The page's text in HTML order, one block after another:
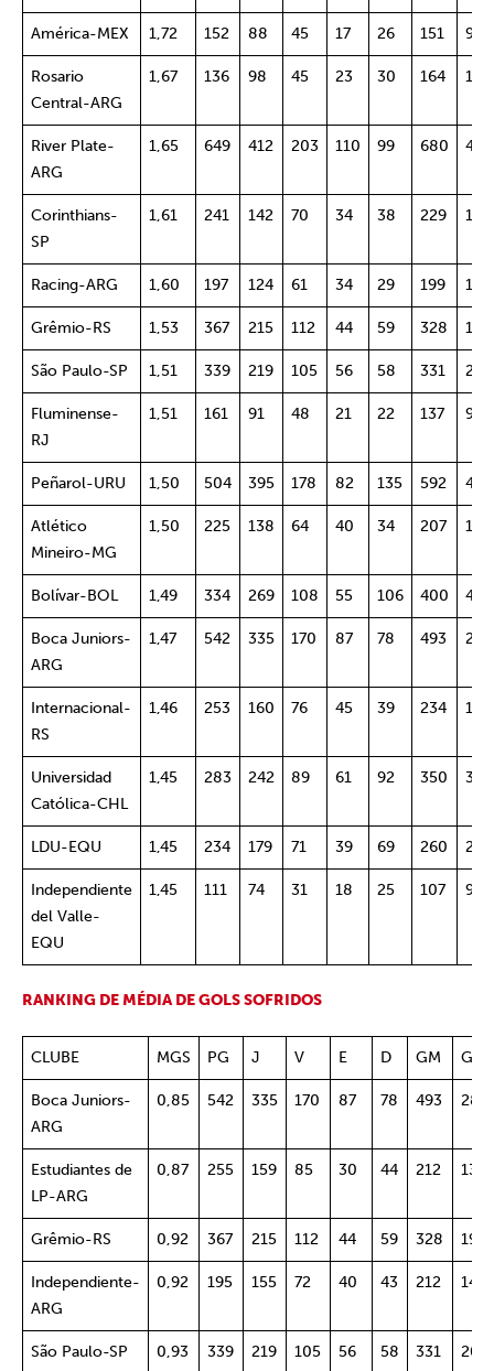
América-MEX 1,72 152 88 45 17 26 151 98
Rosario
Central-ARG
1,67 136 98 45 23 30 164 126
River Plate-
ARG
1,65 649 412 203 110 99 680 430
Corinthians-
SP
1,61 241 142 70 34 38 229 139
Racing-ARG 1,60 197 124 61 34 29 199 121
Grêmio-RS 1,53 367 215 112 44 59 328 197
São Paulo-SP 1,51 339 219 105 56 58 331 204
Fluminense-
RJ
1,51 161 91 48 21 22 137 91
Peñarol-URU 1,50 504 395 178 82 135 592 474
Atlético
Mineiro-MG
1,50 225 138 64 40 34 207 133
Bolívar-BOL 1,49 334 269 108 55 106 400 410
Boca Juniors-
ARG
1,47 542 335 170 87 78 493 286
Internacional-
RS
1,46 253 160 76 45 39 234 149
Universidad
Católica-CHL
1,45 283 242 89 61 92 350 345
LDU-EQU 1,45 234 179 71 39 69 260 243
Independiente
del Valle-
EQU
1,45 111 74 31 18 25 107 95
RANKING DE MÉDIA DE GOLS SOFRIDOS
CLUBE MGS PG J V E D GM GS
Boca Juniors-
ARG
0,85 542 335 170 87 78 493 286
Estudiantes de
LP-ARG
0,87 255 159 85 30 44 212 138
Grêmio-RS 0,92 367 215 112 44 59 328 197
Independiente-
ARG
0,92 195 155 72 40 43 212 143
São Paulo-SP 0,93 339 219 105 56 58 331 204